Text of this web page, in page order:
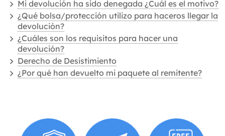
Mi devolución ha sido denegada ¿Cuál es el motivo?
¿Qué bolsa/protección utilizo para haceros llegar la
devolución?
¿Cuáles son los requisitos para hacer una
devolución?
Derecho de Desistimiento
¿Por qué han devuelto mi paquete al remitente?